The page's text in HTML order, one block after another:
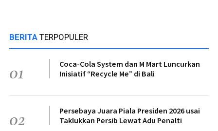
BERITA TERPOPULER
01
Coca-Cola System dan M Mart Luncurkan
Inisiatif “Recycle Me” di Bali
02
Persebaya Juara Piala Presiden 2026 usai
Taklukkan Persib Lewat Adu Penalti